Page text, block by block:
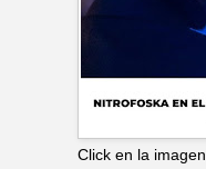
Click en la imagen